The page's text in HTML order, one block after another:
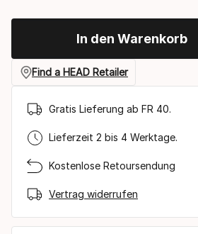
In den Warenkorb
Find a HEAD Retailer
Gratis Lieferung ab FR 40.
Lieferzeit 2 bis 4 Werktage.
Kostenlose Retoursendung
Vertrag widerrufen